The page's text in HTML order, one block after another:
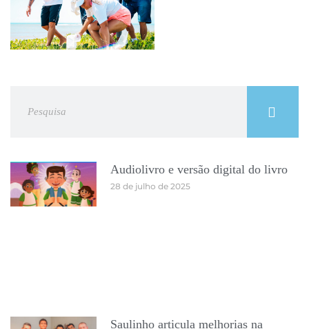
Audiolivro e versão digital do livro
28 de julho de 2025
Saulinho articula melhorias na